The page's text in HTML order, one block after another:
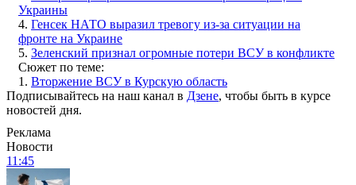
Украины
4. Генсек НАТО выразил тревогу из-за ситуации на
фронте на Украине
5. Зеленский признал огромные потери ВСУ в конфликте
Сюжет по теме:
1. Вторжение ВСУ в Курскую область
Подписывайтесь на наш канал в Дзене, чтобы быть в курсе
новостей дня.
Реклама
Новости
11:45